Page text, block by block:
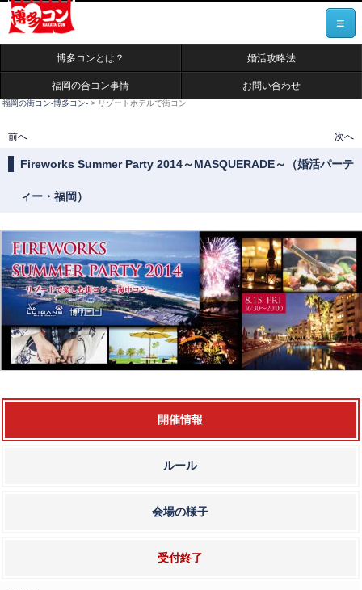
≡
博多コンとは？ 婚活攻略法
福岡の合コン事情 お問い合わせ
福岡の街コン-博多コン- > リゾートホテルで街コン
投稿ナビゲーション
前へ 次へ
Fireworks Summer Party 2014～MASQUERADE～（婚活パーテ
ィー・福岡）
開催情報
ルール
会場の様子
受付終了